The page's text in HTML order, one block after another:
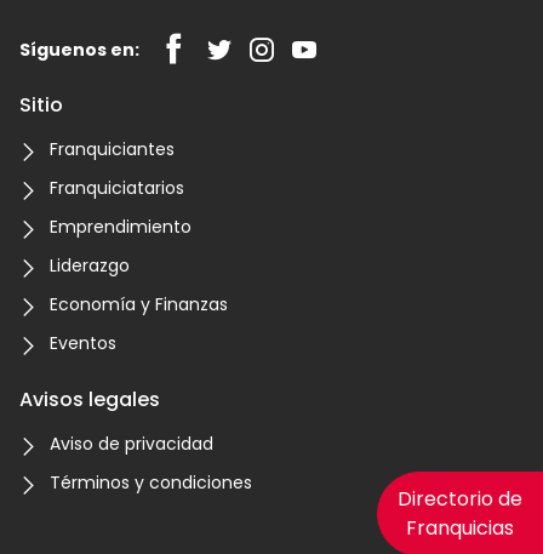
Directorio de
Franquicias
Síguenos en:
Sitio
Franquiciantes
Franquiciatarios
Emprendimiento
Liderazgo
Economía y Finanzas
Eventos
Avisos legales
Aviso de privacidad
Términos y condiciones